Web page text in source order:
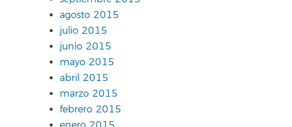
agosto 2015
julio 2015
junio 2015
mayo 2015
abril 2015
marzo 2015
febrero 2015